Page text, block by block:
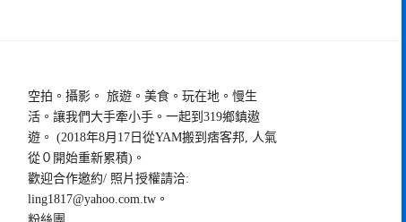
空拍。攝影。 旅遊。美食。玩在地。慢生
活。讓我們大手牽小手。一起到319鄉鎮遨
遊。 (2018年8月17日從YAM搬到痞客邦, 人氣
從０開始重新累積)。
歡迎合作邀約/ 照片授權請洽:
ling1817@yahoo.com.tw 。